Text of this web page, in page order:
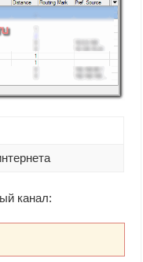
канал: